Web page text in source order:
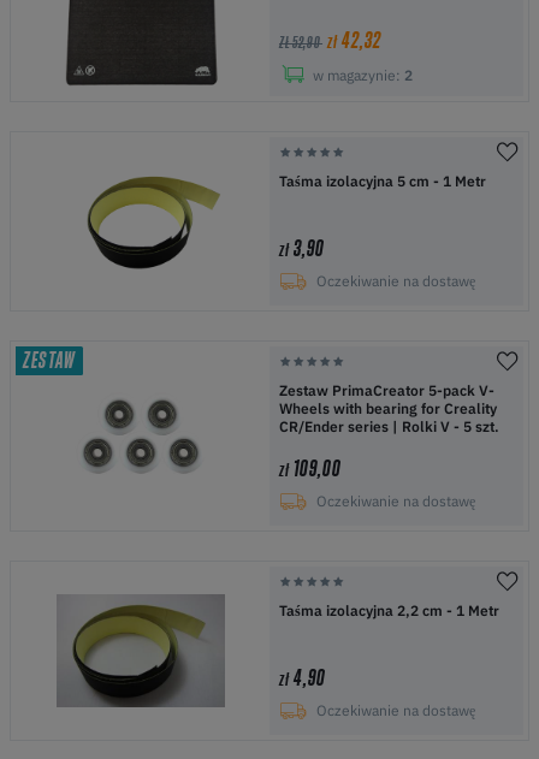
ZŁ 52,90 zł42,32
w magazynie: 2
Taśma izolacyjna 5 cm - 1 Metr
zł3,90
Oczekiwanie na dostawę
ZESTAW
Zestaw PrimaCreator 5-pack V-
Wheels with bearing for Creality
CR/Ender series | Rolki V - 5 szt.
zł109,00
Oczekiwanie na dostawę
Taśma izolacyjna 2,2 cm - 1 Metr
zł4,90
Oczekiwanie na dostawę